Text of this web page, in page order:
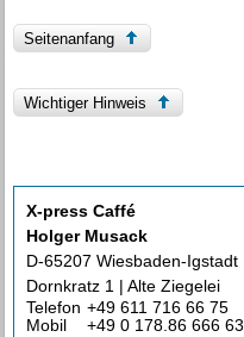
Seitenanfang
Wichtiger Hinweis
X-press Caffé
Holger Musack
D-65207 Wiesbaden-Igstadt
Dornkratz 1 | Alte Ziegelei
Telefon +49 611 716 66 75
Mobil
+49 0 178.86 666 63